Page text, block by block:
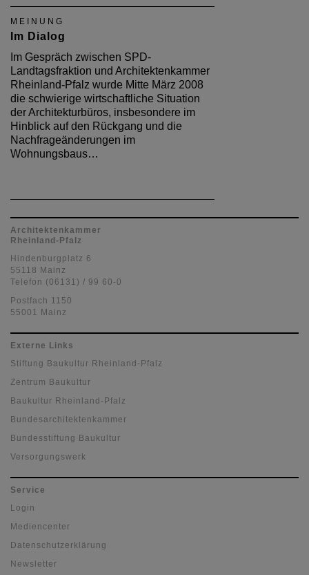
MEINUNG
Im Dialog
Im Gespräch zwischen SPD-
Landtagsfraktion und Architektenkammer
Rheinland-Pfalz wurde Mitte März 2008
die schwierige wirtschaftliche Situation
der Architekturbüros, insbesondere im
Hinblick auf den Rückgang und die
Nachfrageänderungen im
Wohnungsbaus…
Architektenkammer
Rheinland-Pfalz
Hindenburgplatz 6
55118 Mainz
Telefon (06131) / 99 60-0
Postfach 1150
55001 Mainz
Externe Links
Stiftung Baukultur Rheinland-Pfalz
Zentrum Baukultur
Baukultur Rheinland-Pfalz
Bundesarchitektenkammer
Bundesstiftung Baukultur
Versorgungswerk
Service
Login
Mediencenter
Datenschutzerklärung
Newsletter